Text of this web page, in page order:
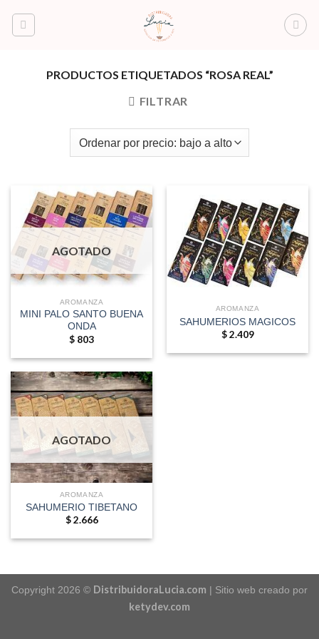
PRODUCTOS ETIQUETADOS “ROSA REAL”
FILTRAR
AGOTADO
AROMANZA
MINI PALO SANTO BUENA
ONDA
$ 803
AROMANZA
SAHUMERIOS MAGICOS
$2.409
AGOTADO
AROMANZA
SAHUMERIO TIBETANO
$2.666
Copyright 2026 © DistribuidoraLucia.com | Sitio web creado por
ketydev.com